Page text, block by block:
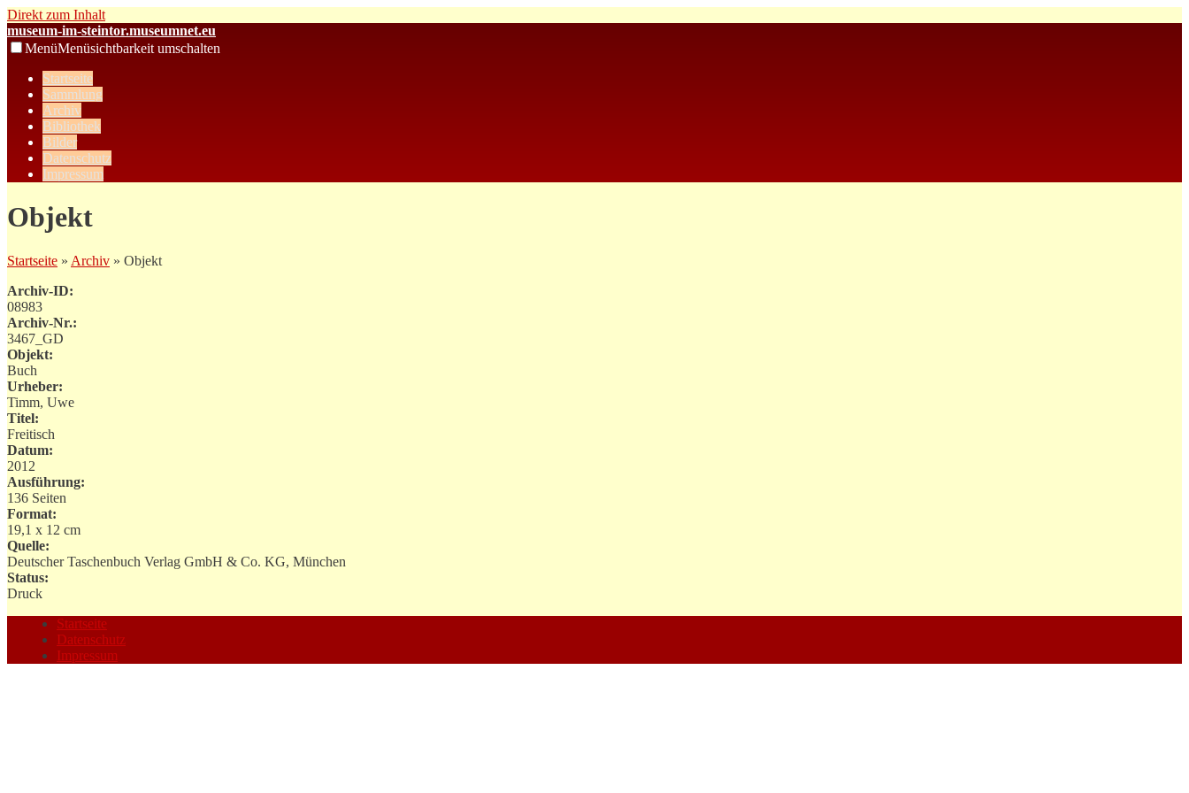
Direkt zum Inhalt
museum-im-steintor.museumnet.eu
MenüMenüsichtbarkeit umschalten
Startseite
Sammlung
Archiv
Bibliothek
Bilder
Datenschutz
Impressum
Objekt
Startseite » Archiv » Objekt
Archiv-ID:
08983
Archiv-Nr.:
3467_GD
Objekt:
Buch
Urheber:
Timm, Uwe
Titel:
Freitisch
Datum:
2012
Ausführung:
136 Seiten
Format:
19,1 x 12 cm
Quelle:
Deutscher Taschenbuch Verlag GmbH & Co. KG, München
Status:
Druck
Startseite
Datenschutz
Impressum